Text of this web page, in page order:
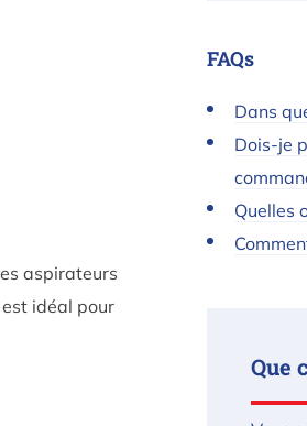
aspirateurs
idéal pour
FAQs
Dans
Dois-je
Quelles
Que